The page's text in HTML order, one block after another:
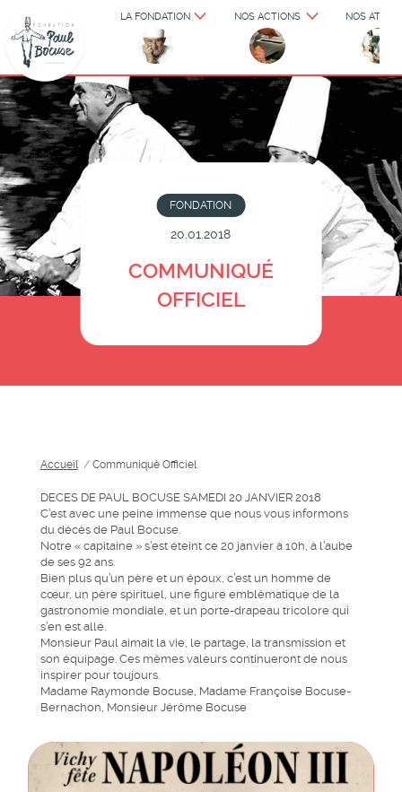
LA FONDATION NOS ACTIONS NOS
20.01.2018
FONDATION
COMMUNIQUÉ
OFFICIEL
Accueil/ Communiqué Officiel
DECES DE PAUL BOCUSESAMEDI 20 JANVIER 2018
C’est avec une peine immense que nous vous informons
du décès de Paul Bocuse.
Notre « capitaine » s’est éteint ce 20 janvier à 10h, à l’aube
de ses 92 ans.
Bien plus qu’un père et un époux, c’est un homme de
cœur, un père spirituel, une figure emblématique de la
gastronomie mondiale, et un porte-drapeau tricolore qui
s’en est allé.
Monsieur Paul aimait la vie, le partage, la transmission et
son équipage. Ces mêmes valeurs continueront de nous
inspirer pour toujours.
Madame Raymonde Bocuse, Madame Françoise Bocuse-
Bernachon, Monsieur Jérôme Bocuse